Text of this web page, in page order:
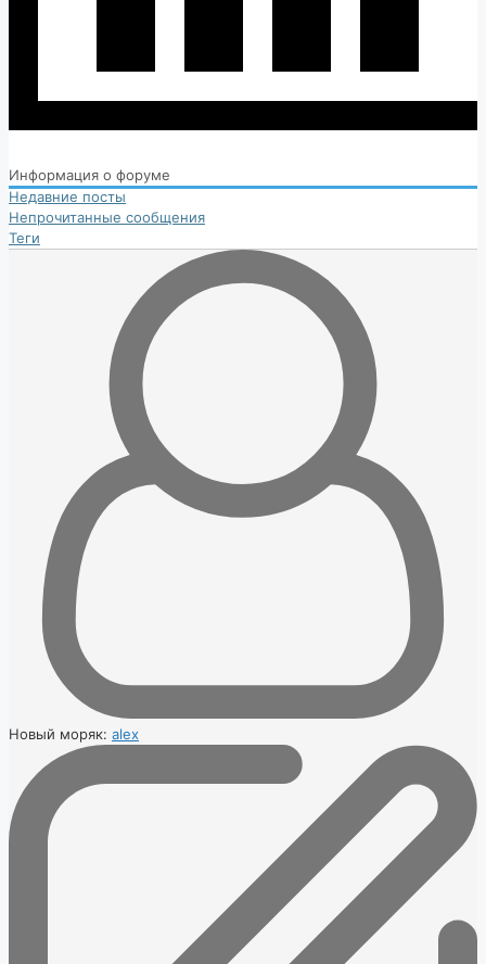
Информация о форуме
Недавние посты
Непрочитанные сообщения
Теги
Новый моряк: alex